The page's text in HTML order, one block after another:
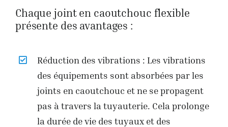
Chaque joint en caoutchouc flexible
présente des avantages :
Réduction des vibrations : Les vibrations
des équipements sont absorbées par les
joints en caoutchouc et ne se propagent
pas à travers la tuyauterie. Cela prolonge
la durée de vie des tuyaux et des